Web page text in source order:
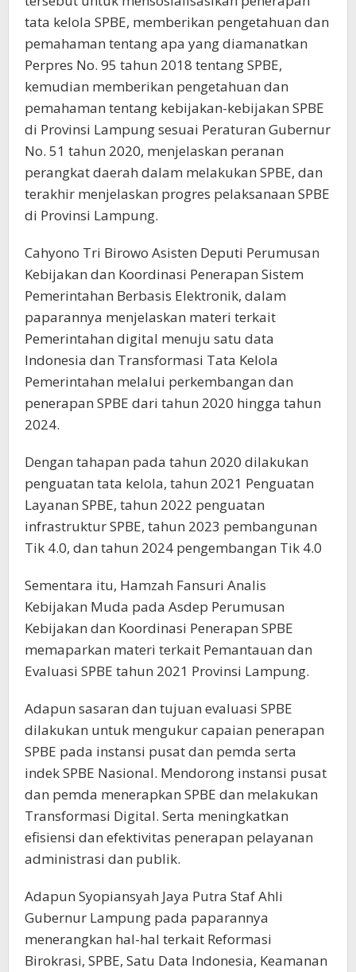
tata kelola SPBE, memberikan pengetahuan dan
pemahaman tentang apa yang diamanatkan
Perpres No. 95 tahun 2018 tentang SPBE,
kemudian memberikan pengetahuan dan
pemahaman tentang kebijakan-kebijakan SPBE
di Provinsi Lampung sesuai Peraturan Gubernur
No. 51 tahun 2020, menjelaskan peranan
perangkat daerah dalam melakukan SPBE, dan
terakhir menjelaskan progres pelaksanaan SPBE
di Provinsi Lampung.
Cahyono Tri Birowo Asisten Deputi Perumusan
Kebijakan dan Koordinasi Penerapan Sistem
Pemerintahan Berbasis Elektronik, dalam
paparannya menjelaskan materi terkait
Pemerintahan digital menuju satu data
Indonesia dan Transformasi Tata Kelola
Pemerintahan melalui perkembangan dan
penerapan SPBE dari tahun 2020 hingga tahun
2024.
Dengan tahapan pada tahun 2020 dilakukan
penguatan tata kelola, tahun 2021 Penguatan
Layanan SPBE, tahun 2022 penguatan
infrastruktur SPBE, tahun 2023 pembangunan
Tik 4.0, dan tahun 2024 pengembangan Tik 4.0
Sementara itu, Hamzah Fansuri Analis
Kebijakan Muda pada Asdep Perumusan
Kebijakan dan Koordinasi Penerapan SPBE
memaparkan materi terkait Pemantauan dan
Evaluasi SPBE tahun 2021 Provinsi Lampung.
Adapun sasaran dan tujuan evaluasi SPBE
dilakukan untuk mengukur capaian penerapan
SPBE pada instansi pusat dan pemda serta
indek SPBE Nasional. Mendorong instansi pusat
dan pemda menerapkan SPBE dan melakukan
Transformasi Digital. Serta meningkatkan
efisiensi dan efektivitas penerapan pelayanan
administrasi dan publik.
Adapun Syopiansyah Jaya Putra Staf Ahli
Gubernur Lampung pada paparannya
menerangkan hal-hal terkait Reformasi
Birokrasi, SPBE, Satu Data Indonesia, Keamanan